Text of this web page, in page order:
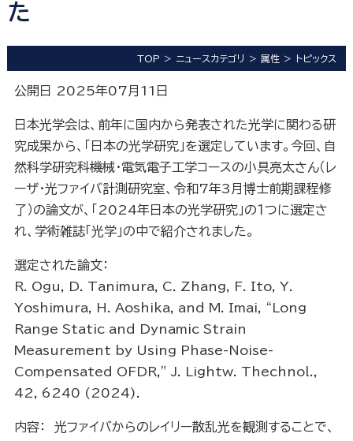
た
TOP ニュースカテゴリ 属性 トピックス
公開日 2025年07月11日
日本光学会は、前年に国内から発表された光学に関わる研
究成果から、「日本の光学研究」を選定しています。今回、自
然科学研究科機械・電気電子工学コースの小具亮太さん（レ
ーザ・光ファイバ計測研究室、令和7年3月博士前期課程修
了）の論文が、「2024年日本の光学研究」の１つに選定さ
れ、学術雑誌「光学」の中で紹介されました。
選定された論文：
R. Ogu, D. Tanimura, C. Zhang, F. Ito, Y.
Yoshimura, H. Aoshika, and M. Imai, “Long
Range Static and Dynamic Strain
Measurement by Using Phase-Noise-
Compensated OFDR,” J. Lightw. Thechnol.,
42, 6240 (2024).
内容： 光ファイバからのレイリー散乱光を観測することで、